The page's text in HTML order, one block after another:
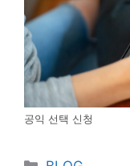
공익 선택 신청